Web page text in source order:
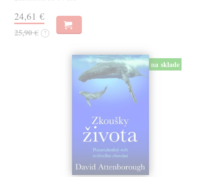
24,61 €
25,90 € ?
na sklade